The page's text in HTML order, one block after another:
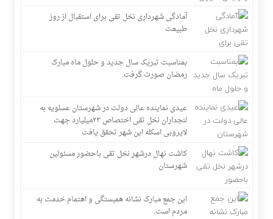
آمادگی شهرداری نخل تقی برای استقبال از روز
طبیعت
بمناسبت تبریک سال جدید و حلول ماه مبارک
رمضان صورت گرفت.
عیدی نماینده عالی دولت در شهرستان عسلویه به
لنجداران نخل تقی اختصاص ۲۳میلیارد جهت
لایروبی اسکله این شهر تحقق یافت
کاشت نهال درشهر نخل تقی باحضور مسئولین
شهرستان
این جمع مبارک نشانه همبستگی و اهتمام خدمت به
مردم است.